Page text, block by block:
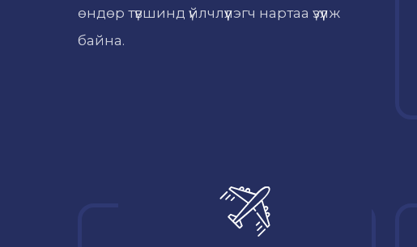
өндөр түвшинд үйлчлүүлэгч нартаа үзүүлж
байна.